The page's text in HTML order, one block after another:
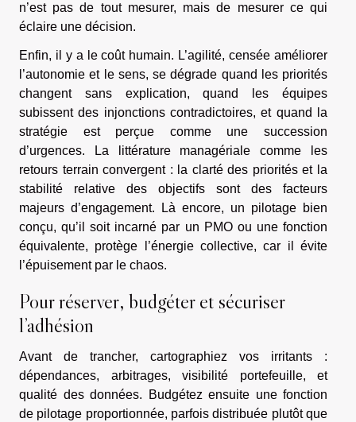
n’est pas de tout mesurer, mais de mesurer ce qui
éclaire une décision.
Enfin, il y a le coût humain. L’agilité, censée améliorer
l’autonomie et le sens, se dégrade quand les priorités
changent sans explication, quand les équipes
subissent des injonctions contradictoires, et quand la
stratégie est perçue comme une succession
d’urgences. La littérature managériale comme les
retours terrain convergent : la clarté des priorités et la
stabilité relative des objectifs sont des facteurs
majeurs d’engagement. Là encore, un pilotage bien
conçu, qu’il soit incarné par un PMO ou une fonction
équivalente, protège l’énergie collective, car il évite
l’épuisement par le chaos.
Pour réserver, budgéter et sécuriser
l’adhésion
Avant de trancher, cartographiez vos irritants :
dépendances, arbitrages, visibilité portefeuille, et
qualité des données. Budgétez ensuite une fonction
de pilotage proportionnée, parfois distribuée plutôt que